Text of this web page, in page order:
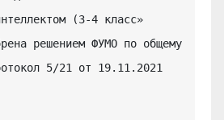
(3-4 класс»
решением ФУМО по общему
5/21 от 19.11.2021